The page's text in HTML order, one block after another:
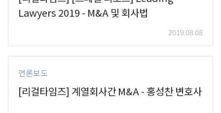
Lawyers 2019 - M&A 및 회사법
2019.08.08
언론보도
[리걸타임즈] 계열회사간 M&A - 홍성찬 변호사